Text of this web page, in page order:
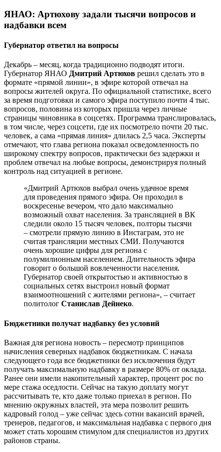
ЯНАО: Артюхову задали тысячи вопросов и
надбавки всем
Губернатор ответил на вопросы
Декабрь – месяц, когда традиционно подводят итоги.
Губернатор ЯНАО Дмитрий Артюхов решил сделать это в
формате «прямой линии», в эфире которой отвечал на
вопросы жителей округа. По официальной статистике, всего
за время подготовки и самого эфира поступило почти 4 тыс.
вопросов, половина из которых пришла через личные
страницы чиновника в соцсетях. Программа транслировалась,
в том числе, через соцсети, где их посмотрело почти 20 тыс.
человек, а сама «прямая линия» длилась 2,5 часа. Эксперты
отмечают, что глава региона показал осведомленность по
широкому спектру вопросов, практически без задержки и
проблем отвечал на любые вопросы, демонстрируя полный
контроль над ситуацией в регионе.
«Дмитрий Артюхов выбрал очень удачное время
для проведения прямого эфира. Он проходил в
воскресенье вечером, что дало максимально
возможный охват населения. За трансляцией в ВК
следили около 15 тысяч человек, полторы тысячи
– смотрели прямую линию в Инстаграм, это не
считая трансляции местных СМИ. Получаются
очень хорошие цифры для региона с
полумилионным населением. Длительность эфира
говорит о большой вовлеченности населения.
Губернатор своей открытостью и активностью в
социальных сетях выстроил новый формат
взаимоотношений с жителями региона», – считает
политолог Станислав Дейнеко.
Бюджетники получат надбавку без условий
Важная для региона новость – пересмотр принципов
начисления северных надбавок бюджетникам. С начала
следующего года все бюджетники без исключения будут
получать максимальную надбавку в размере 80% от оклада.
Ранее они имели накопительный характер, процент рос по
мере стажа оседлости. Сейчас на такую доплату могут
рассчитывать те, кто даже только приехал в регион. По
мнению окружных властей, эта мера позволит решить
кадровый голод – уже сейчас здесь сотни вакансий врачей,
тренеров, педагогов, и максимальная надбавка с первого дня
может стать хорошим стимулом для специалистов из других
районов страны.